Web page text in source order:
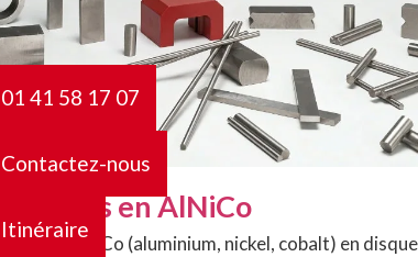
Aimants en AlNiCo
Aimant AlNiCo (aluminium, nickel, cobalt) en
01 41 58 17 07
Contactez-nous
Itinéraire